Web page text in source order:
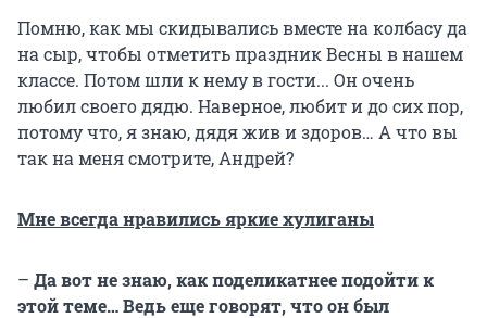
Помню, как мы скидывались вместе на колбасу да
на сыр, чтобы отметить праздник Весны в нашем
классе. Потом шли к нему в гости... Он очень
любил своего дядю. Наверное, любит и до сих пор,
потому что, я знаю, дядя жив и здоров… А что вы
так на меня смотрите, Андрей?
Мне всегда нравились яркие хулиганы
– Да вот не знаю, как поделикатнее подойти к
этой теме… Ведь еще говорят, что он был